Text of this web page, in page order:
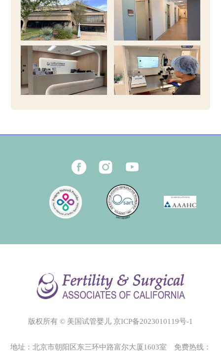
版权所有 © 美国试管婴儿 京ICP备2023010119号-1
地址：北京市朝阳区东三环中路富尔大厦1603室 免费热线：